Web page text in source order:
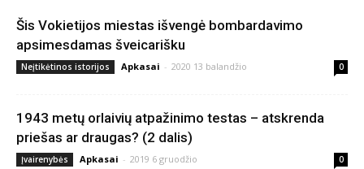
Šis Vokietijos miestas išvengė bombardavimo
apsimesdamas šveicarišku
Neįtikėtinos istorijos Apkasai - 2020 13 balandžio 0
1943 metų orlaivių atpažinimo testas – atskrenda
priešas ar draugas? (2 dalis)
Įvairenybės Apkasai - 2019 6 gruodžio 0